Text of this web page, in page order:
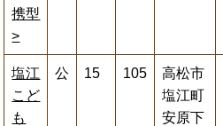
携型
>
塩江
こど
も
公 15 105
高松市
塩江町
安原下